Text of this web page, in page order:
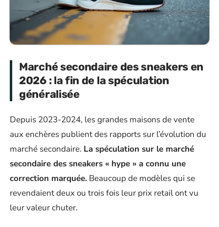
Marché secondaire des sneakers en
2026 : la fin de la spéculation
généralisée
Depuis 2023-2024, les grandes maisons de vente
aux enchères publient des rapports sur l’évolution du
marché secondaire. La spéculation sur le marché
secondaire des sneakers « hype » a connu une
correction marquée. Beaucoup de modèles qui se
revendaient deux ou trois fois leur prix retail ont vu
leur valeur chuter.